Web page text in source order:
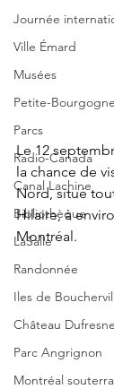
Journée
Ville Émard
Musées
Petite-Bourgogne
Parcs
Radio-Canada
Canal Lachine
Bibliothèque
LaSalle
Randonnée
Iles de
Château Dufresne
Parc Angrignon
Montréal
Le 12
la chance de
Nord, situé
Hilaire, à
Montréal.